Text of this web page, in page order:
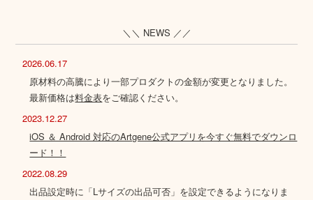
＼＼ NEWS ／／
2026.06.17
原材料の高騰により一部プロダクトの金額が変更となりました。
最新価格は料金表をご確認ください。
2023.12.27
iOS ＆ Android 対応のArtgene公式アプリを今すぐ無料でダウンロ
ード！！
2022.08.29
出品設定時に「Lサイズの出品可否」を設定できるようになりま